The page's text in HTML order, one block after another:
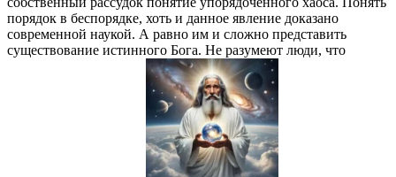
порядок в беспорядке, хоть и данное явление доказано
современной наукой. А равно им и сложно представить
существование истинного Бога. Не разумеют люди, что